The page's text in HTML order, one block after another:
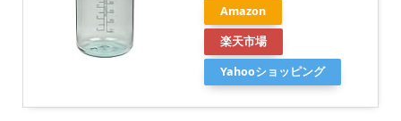
Amazon
楽天市場
Yahooショッピング